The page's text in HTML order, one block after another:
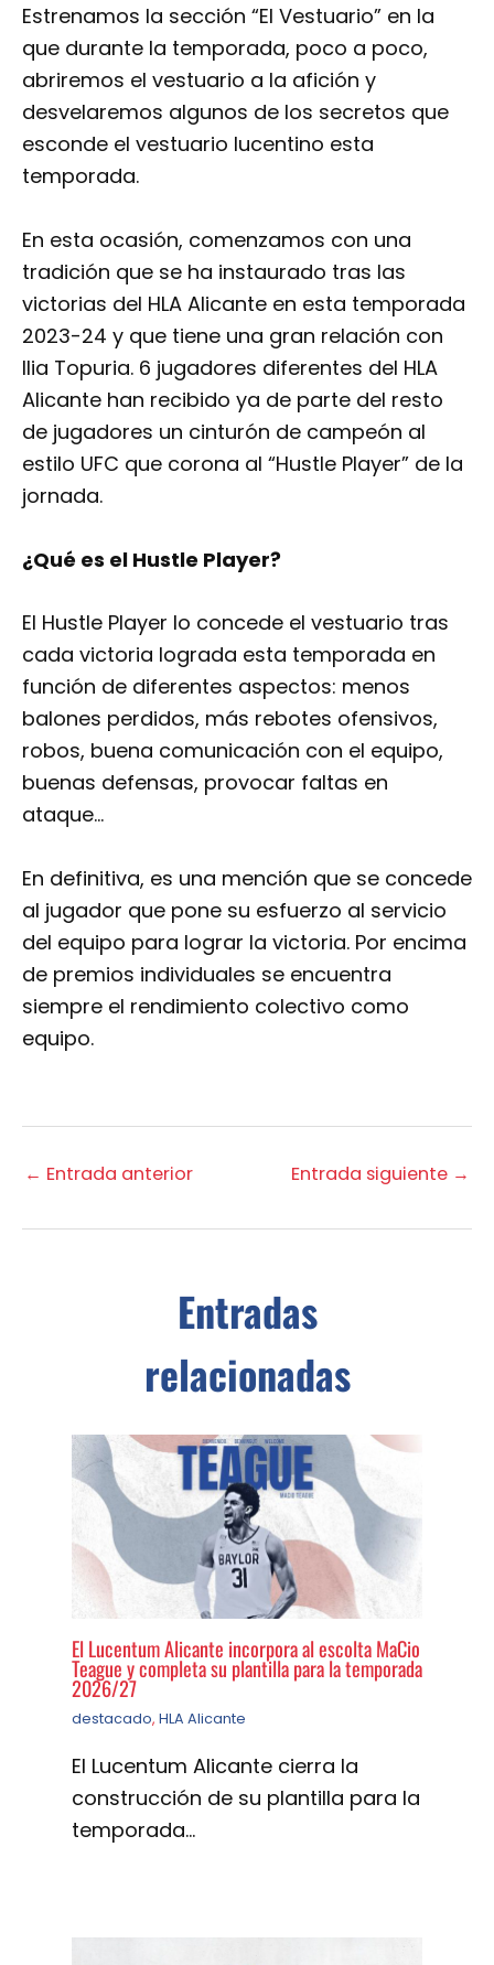
Estrenamos la sección “El Vestuario” en la
que durante la temporada, poco a poco,
abriremos el vestuario a la afición y
desvelaremos algunos de los secretos que
esconde el vestuario lucentino esta
temporada.
En esta ocasión, comenzamos con una
tradición que se ha instaurado tras las
victorias del HLA Alicante en esta temporada
2023-24 y que tiene una gran relación con
Ilia Topuria. 6 jugadores diferentes del HLA
Alicante han recibido ya de parte del resto
de jugadores un cinturón de campeón al
estilo UFC que corona al “Hustle Player” de la
jornada.
¿Qué es el Hustle Player?
El Hustle Player lo concede el vestuario tras
cada victoria lograda esta temporada en
función de diferentes aspectos: menos
balones perdidos, más rebotes ofensivos,
robos, buena comunicación con el equipo,
buenas defensas, provocar faltas en
ataque…
En definitiva, es una mención que se concede
al jugador que pone su esfuerzo al servicio
del equipo para lograr la victoria. Por encima
de premios individuales se encuentra
siempre el rendimiento colectivo como
equipo.
← Entrada anterior Entrada siguiente →
Entradas
relacionadas
El Lucentum Alicante incorpora al escolta MaCio
Teague y completa su plantilla para la temporada
2026/27
destacado, HLA Alicante
El Lucentum Alicante cierra la
construcción de su plantilla para la
temporada…